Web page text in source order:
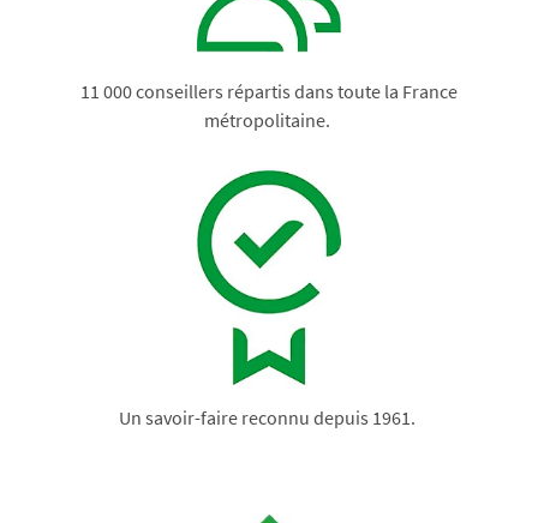
11 000 conseillers répartis dans toute la France
métropolitaine.
Un savoir-faire reconnu depuis 1961.